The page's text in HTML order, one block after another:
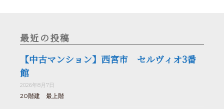
最近の投稿
【中古マンション】西宮市 セルヴィオ3番
館
2026年8月7日
20階建 最上階